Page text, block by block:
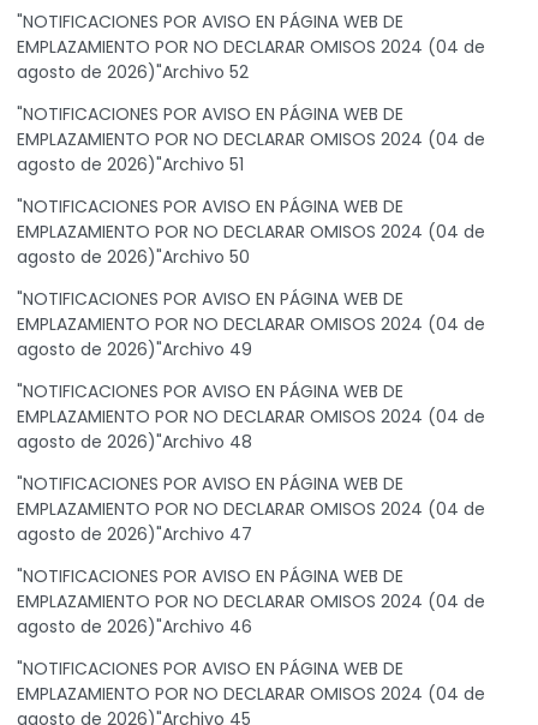
"NOTIFICACIONES POR AVISO EN PÁGINA WEB DE
EMPLAZAMIENTO POR NO DECLARAR OMISOS 2024 (04 de
agosto de 2026)"Archivo 52
"NOTIFICACIONES POR AVISO EN PÁGINA WEB DE
EMPLAZAMIENTO POR NO DECLARAR OMISOS 2024 (04 de
agosto de 2026)"Archivo 51
"NOTIFICACIONES POR AVISO EN PÁGINA WEB DE
EMPLAZAMIENTO POR NO DECLARAR OMISOS 2024 (04 de
agosto de 2026)"Archivo 50
"NOTIFICACIONES POR AVISO EN PÁGINA WEB DE
EMPLAZAMIENTO POR NO DECLARAR OMISOS 2024 (04 de
agosto de 2026)"Archivo 49
"NOTIFICACIONES POR AVISO EN PÁGINA WEB DE
EMPLAZAMIENTO POR NO DECLARAR OMISOS 2024 (04 de
agosto de 2026)"Archivo 48
"NOTIFICACIONES POR AVISO EN PÁGINA WEB DE
EMPLAZAMIENTO POR NO DECLARAR OMISOS 2024 (04 de
agosto de 2026)"Archivo 47
"NOTIFICACIONES POR AVISO EN PÁGINA WEB DE
EMPLAZAMIENTO POR NO DECLARAR OMISOS 2024 (04 de
agosto de 2026)"Archivo 46
"NOTIFICACIONES POR AVISO EN PÁGINA WEB DE
EMPLAZAMIENTO POR NO DECLARAR OMISOS 2024 (04 de
agosto de 2026)"Archivo 45